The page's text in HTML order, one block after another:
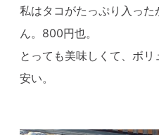
私はタコがたっぷり入っ
ん。800円也。
とっても美味しくて、ボ
安い。